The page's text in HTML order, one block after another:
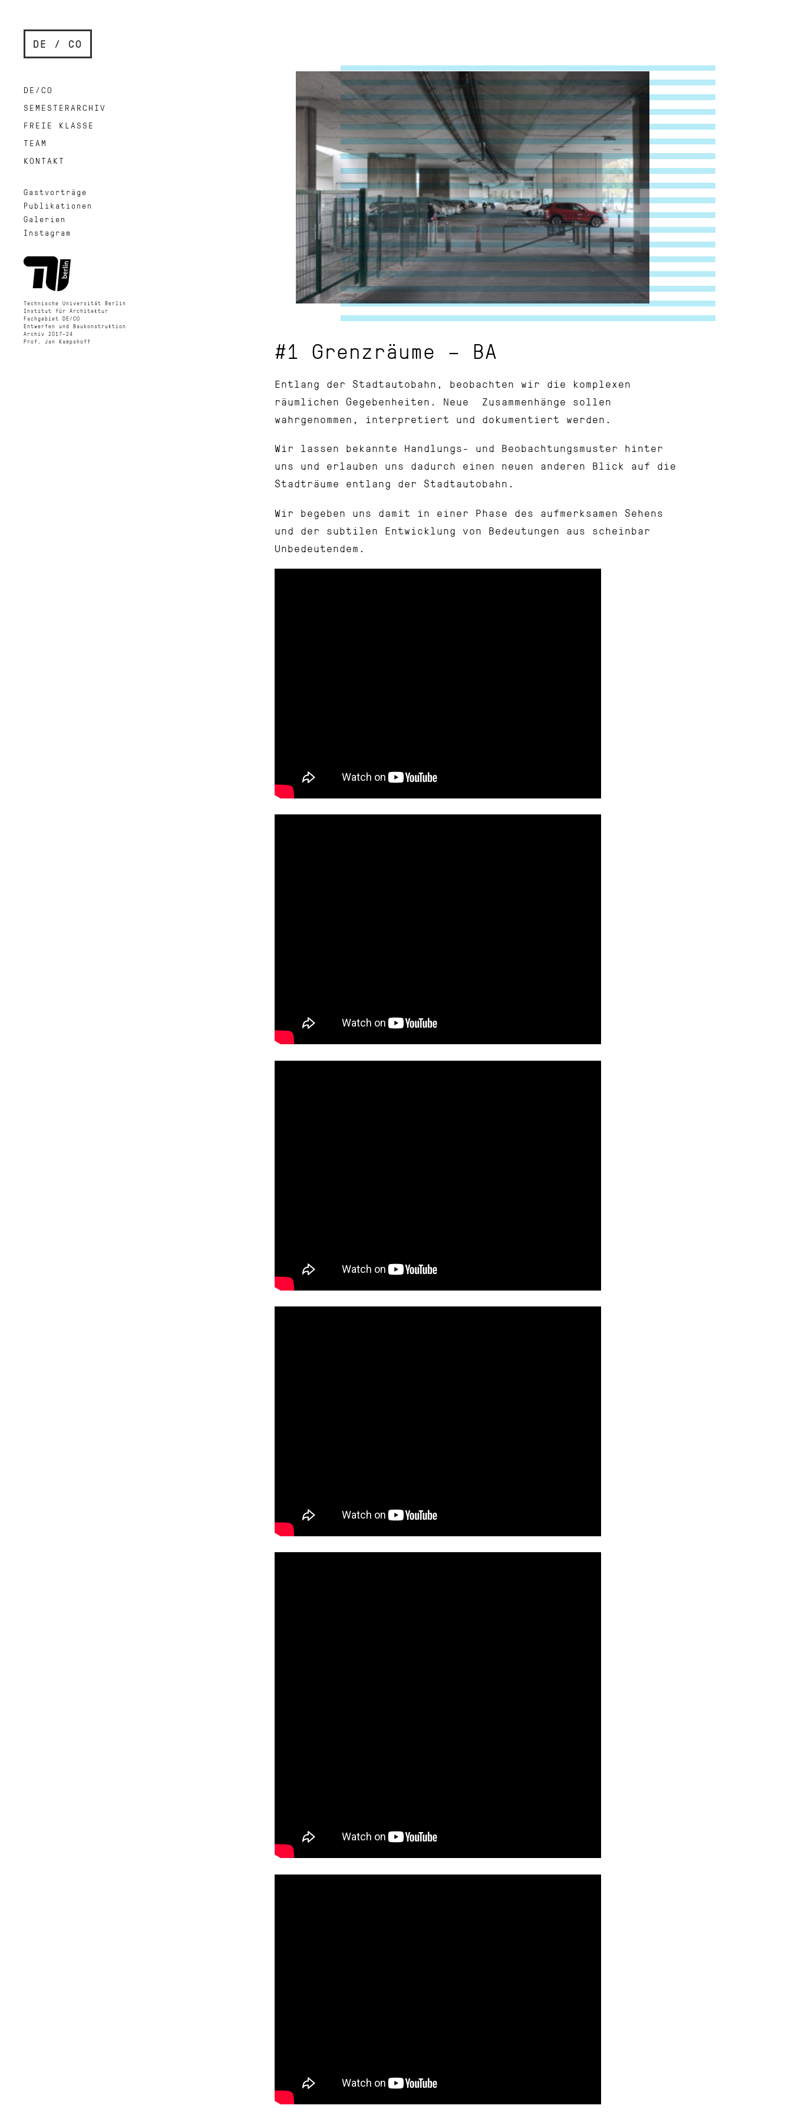
DE / CO
DE/CO
SEMESTERARCHIV
FREIE KLASSE
TEAM
KONTAKT
Gastvorträge
Publikationen
Galerien
Instagram
Technische Universität Berlin
Institut für Architektur
Fachgebiet DE/CO
Entwerfen und Baukonstruktion
Archiv 2017-24
Prof. Jan Kampshoff
#1 Grenzräume – BA
Entlang der Stadtautobahn, beobachten wir die komplexen
räumlichen Gegebenheiten. Neue Zusammenhänge sollen
wahrgenommen, interpretiert und dokumentiert werden.
Wir lassen bekannte Handlungs- und Beobachtungsmuster hinter
uns und erlauben uns dadurch einen neuen anderen Blick auf die
Stadträume entlang der Stadtautobahn.
Wir begeben uns damit in einer Phase des aufmerksamen Sehens
und der subtilen Entwicklung von Bedeutungen aus scheinbar
Unbedeutendem.